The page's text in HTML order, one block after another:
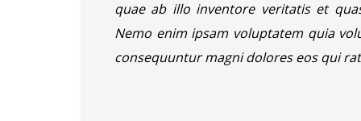
quae ab illo inventore veritatis et
Nemo enim ipsam voluptatem quia
consequuntur magni dolores eos qui